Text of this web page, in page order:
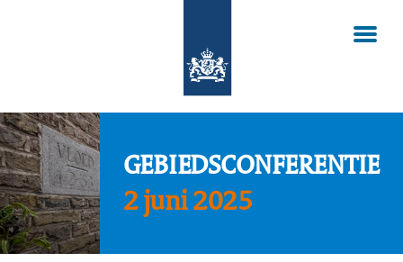
GEBIEDSCONFERENTIE
2 juni 2025